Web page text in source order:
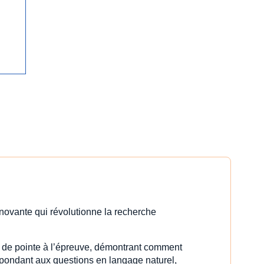
qui révolutionne la recherche
pointe à l’épreuve, démontrant comment
aux questions en langage naturel,